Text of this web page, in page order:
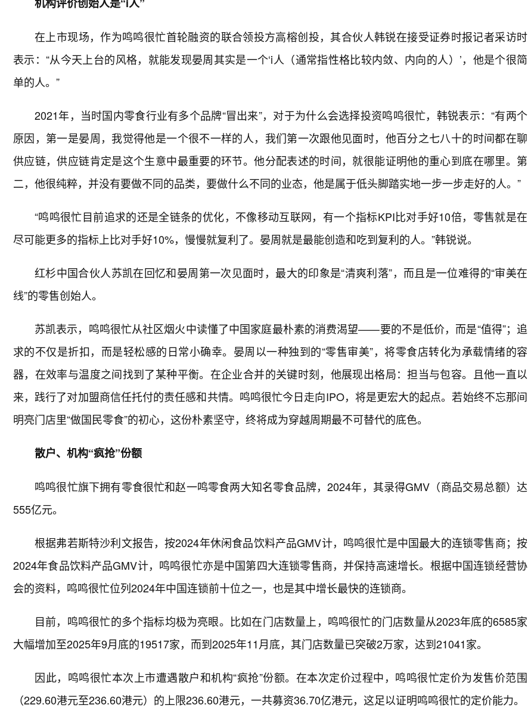
在上市现场，作为鸣鸣很忙首轮融资的联合领投方高榕创投，其合伙人韩锐在接受证券时报记者采访时
表示：“从今天上台的风格，就能发现晏周其实是一个‘i人（通常指性格比较内敛、内向的人）’，他是个很简
单的人。”
2021年，当时国内零食行业有多个品牌“冒出来”，对于为什么会选择投资鸣鸣很忙，韩锐表示：“有两个
原因，第一是晏周，我觉得他是一个很不一样的人，我们第一次跟他见面时，他百分之七八十的时间都在聊
供应链，供应链肯定是这个生意中最重要的环节。他分配表述的时间，就很能证明他的重心到底在哪里。第
二，他很纯粹，并没有要做不同的品类，要做什么不同的业态，他是属于低头脚踏实地一步一步走好的人。”
“鸣鸣很忙目前追求的还是全链条的优化，不像移动互联网，有一个指标KPI比对手好10倍，零售就是在
尽可能更多的指标上比对手好10%，慢慢就复利了。晏周就是最能创造和吃到复利的人。”韩锐说。
红杉中国合伙人苏凯在回忆和晏周第一次见面时，最大的印象是“清爽利落”，而且是一位难得的“审美在
线”的零售创始人。
苏凯表示，鸣鸣很忙从社区烟火中读懂了中国家庭最朴素的消费渴望——要的不是低价，而是“值得”；追
求的不仅是折扣，而是轻松感的日常小确幸。晏周以一种独到的“零售审美”，将零食店转化为承载情绪的容
器，在效率与温度之间找到了某种平衡。在企业合并的关键时刻，他展现出格局：担当与包容。且他一直以
来，践行了对加盟商信任托付的责任感和共情。鸣鸣很忙今日走向IPO，将是更宏大的起点。若始终不忘那间
明亮门店里“做国民零食”的初心，这份朴素坚守，终将成为穿越周期最不可替代的底色。
散户、机构“疯抢”份额
鸣鸣很忙旗下拥有零食很忙和赵一鸣零食两大知名零食品牌，2024年，其录得GMV（商品交易总额）达
555亿元。
根据弗若斯特沙利文报告，按2024年休闲食品饮料产品GMV计，鸣鸣很忙是中国最大的连锁零售商；按
2024年食品饮料产品GMV计，鸣鸣很忙亦是中国第四大连锁零售商，并保持高速增长。根据中国连锁经营协
会的资料，鸣鸣很忙位列2024年中国连锁前十位之一，也是其中增长最快的连锁商。
目前，鸣鸣很忙的多个指标均极为亮眼。比如在门店数量上，鸣鸣很忙的门店数量从2023年底的6585家
大幅增加至2025年9月底的19517家，而到2025年11月底，其门店数量已突破2万家，达到21041家。
因此，鸣鸣很忙本次上市遭遇散户和机构“疯抢”份额。在本次定价过程中，鸣鸣很忙定价为发售价范围
（229.60港元至236.60港元）的上限236.60港元，一共募资36.70亿港元，这足以证明鸣鸣很忙的定价能力。